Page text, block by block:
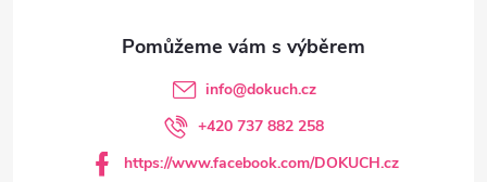
info@dokuch.cz
+420 737 882 258
https://www.facebook.com/DOKUCH.cz